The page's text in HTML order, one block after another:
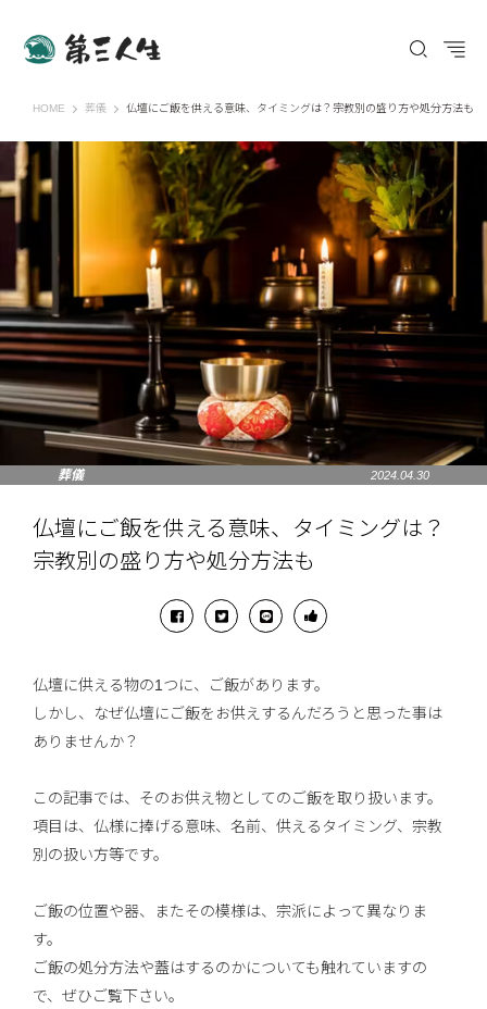
HOME 第三人生 〜寄り道の歩き方〜
葬儀 仏壇にご飯を供える意味、タイミングは？宗教別の盛り方や処分方法も
葬儀 2024.04.30
仏壇にご飯を供える意味、タイミングは？
宗教別の盛り方や処分方法も
仏壇に供える物の1つに、ご飯があります。
しかし、なぜ仏壇にご飯をお供えするんだろうと思った事は
ありませんか？
この記事では、そのお供え物としてのご飯を取り扱います。
項目は、仏様に捧げる意味、名前、供えるタイミング、宗教
別の扱い方等です。
ご飯の位置や器、またその模様は、宗派によって異なりま
す。
ご飯の処分方法や蓋はするのかについても触れていますの
で、ぜひご覧下さい。